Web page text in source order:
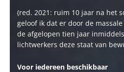
(red. 2021: ruim 10 jaar na het
geloof ik dat er door de
de afgelopen tien jaar
lichtwerkers deze staat van
Voor iedereen beschikbaar